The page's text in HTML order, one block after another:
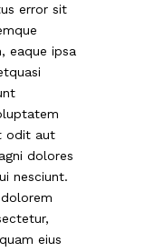
error sit
eaque ipsa
odit aut
dolores
nesciunt.
eius